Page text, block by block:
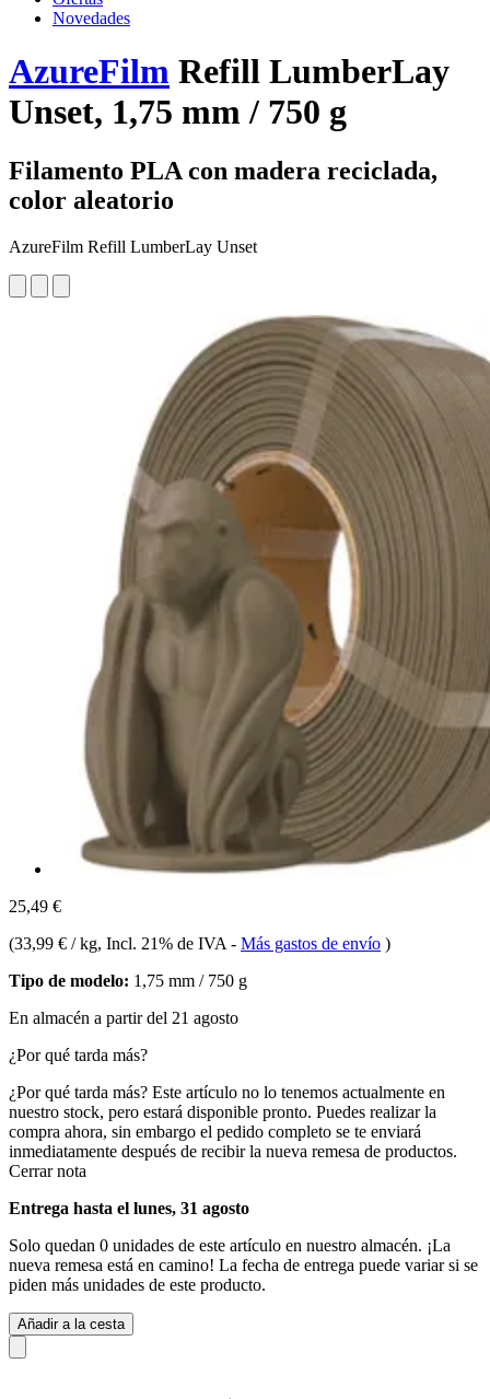
Novedades
AzureFilm Refill LumberLay
Unset, 1,75 mm / 750 g
Filamento PLA con madera reciclada,
color aleatorio
AzureFilm Refill LumberLay Unset
25,49 €
(33,99 € / kg, Incl. 21% de IVA - Más gastos de envío )
Tipo de modelo: 1,75 mm / 750 g
En almacén a partir del 21 agosto
¿Por qué tarda más?
¿Por qué tarda más? Este artículo no lo tenemos actualmente en
nuestro stock, pero estará disponible pronto. Puedes realizar la
compra ahora, sin embargo el pedido completo se te enviará
inmediatamente después de recibir la nueva remesa de productos.
Cerrar nota
Entrega hasta el lunes, 31 agosto
Solo quedan 0 unidades de este artículo en nuestro almacén. ¡La
nueva remesa está en camino! La fecha de entrega puede variar si se
piden más unidades de este producto.
Añadir a la cesta